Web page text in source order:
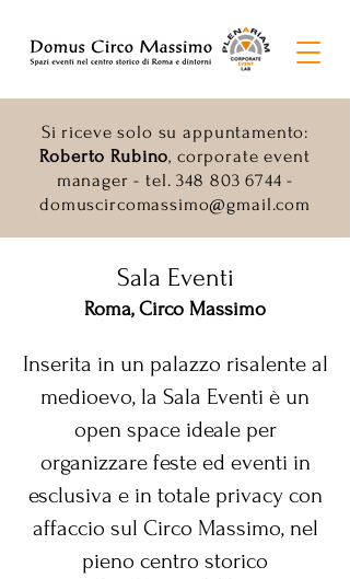
Si riceve solo su appuntamento:
Roberto Rubino, corporate event
manager - tel.348 803 6744 -
domuscircomassimo@gmail.com
Sala Eventi
Roma, Circo Massimo
Inserita in un palazzo risalente al
medioevo, la Sala Eventi è un
open space ideale per
organizzare feste ed eventi in
esclusiva e in totale privacy con
affaccio sul Circo Massimo, nel
pieno centro storico